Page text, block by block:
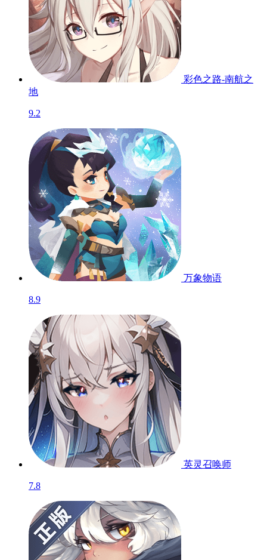
彩色之路-南航之
地
9.2
万象物语
8.9
英灵召唤师
7.8